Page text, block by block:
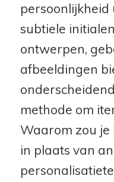
persoonlijkheid
subtiele
ontwerpen,
afbeeldingen
methode om
Waarom zou
in plaats van